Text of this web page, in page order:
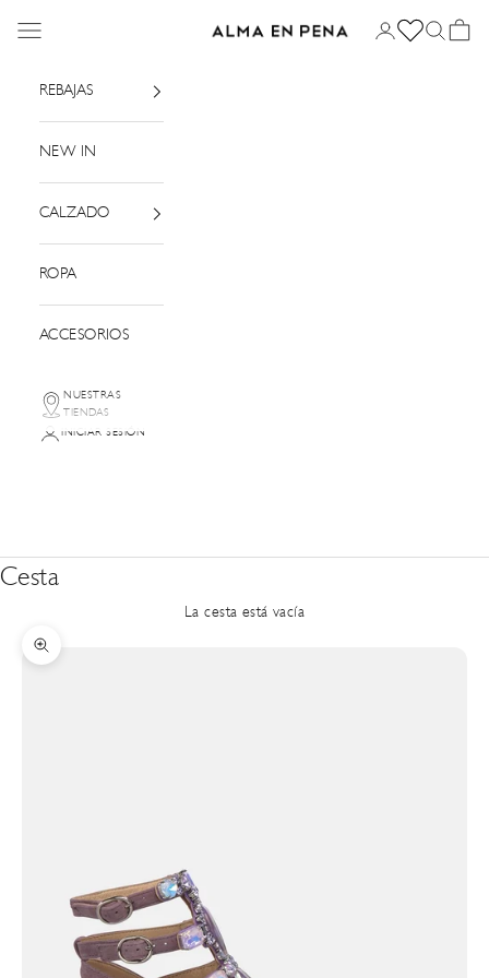
Alma en Pena
Menú Iniciar sesión
Buscar
Cesta
REBAJAS
NEW IN
CALZADO
ROPA
ACCESORIOS
NUESTRAS
TIENDAS
INICIAR SESIÓN
Cesta
La cesta está vacía
Zoom